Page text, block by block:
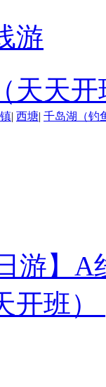
游
天天开
| 西塘| 千岛湖（钓
游】
开班）